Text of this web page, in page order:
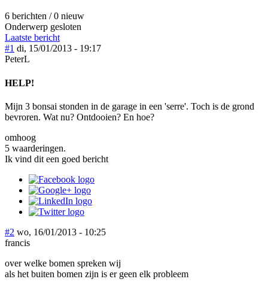
6 berichten / 0 nieuw
Onderwerp gesloten
Laatste bericht
#1 di, 15/01/2013 - 19:17
PeterL
HELP!
Mijn 3 bonsai stonden in de garage in een 'serre'. Toch is de grond
bevroren. Wat nu? Ontdooien? En hoe?
omhoog
5 waarderingen.
Ik vind dit een goed bericht
#2 wo, 16/01/2013 - 10:25
francis
over welke bomen spreken wij
als het buiten bomen zijn is er geen elk probleem